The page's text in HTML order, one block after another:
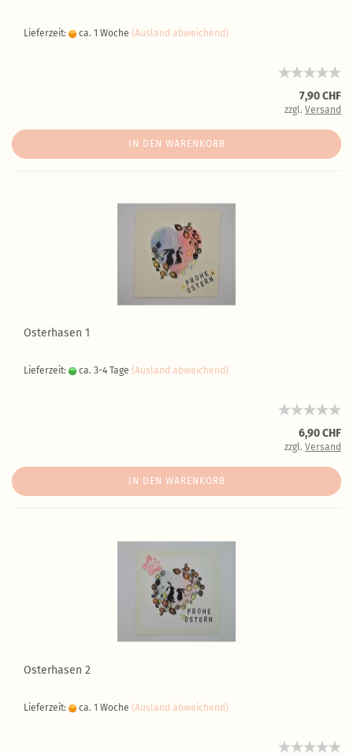
Lieferzeit: ca. 1 Woche (Ausland abweichend)
7,90 CHF
zzgl. Versand
IN DEN WARENKORB
Osterhasen 1
Lieferzeit: ca. 3-4 Tage (Ausland abweichend)
6,90 CHF
zzgl. Versand
IN DEN WARENKORB
Osterhasen 2
Lieferzeit: ca. 1 Woche (Ausland abweichend)